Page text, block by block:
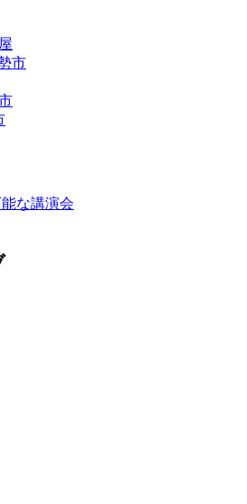
市
な講演会